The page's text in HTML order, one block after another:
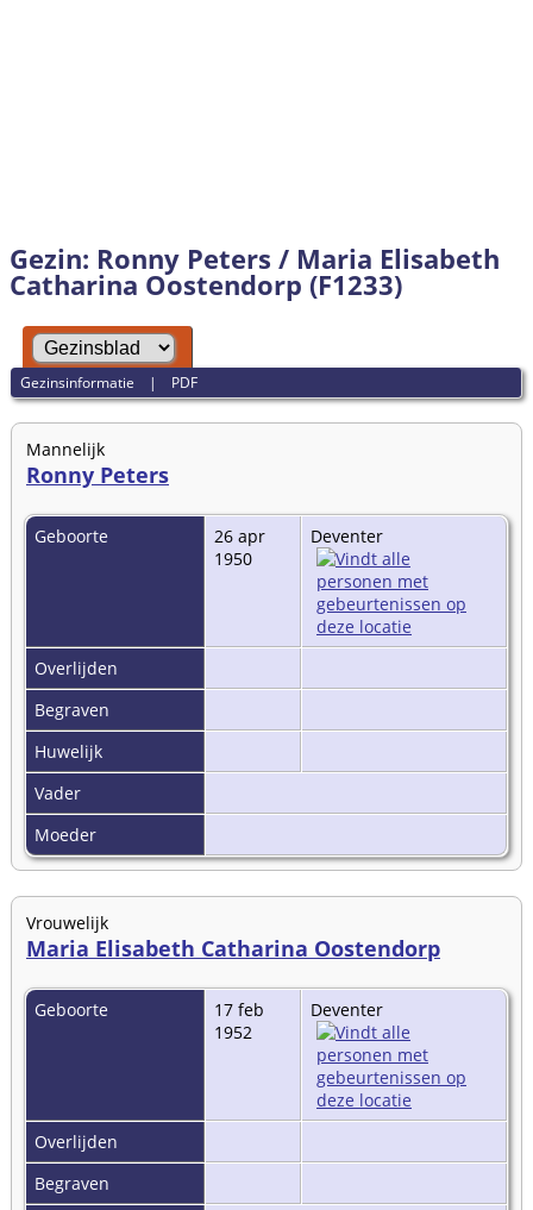
Gezin: Ronny Peters / Maria Elisabeth
Catharina Oostendorp (F1233)
Gezinsinformatie | PDF
Mannelijk
Ronny Peters
Geboorte
26 apr
1950
Deventer
Overlijden
Begraven
Huwelijk
Vader
Moeder
Vrouwelijk
Maria Elisabeth Catharina Oostendorp
Geboorte
17 feb
1952
Deventer
Overlijden
Begraven